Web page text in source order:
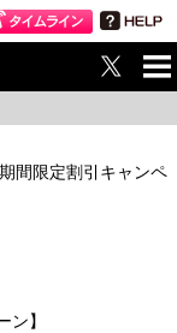
間限定割引キャンペ
ン】